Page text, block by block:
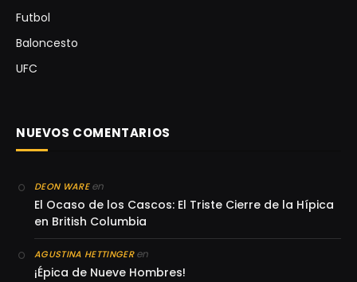
Futbol
Baloncesto
UFC
NUEVOS COMENTARIOS
DEON WAREen
El Ocaso de los Cascos: El Triste Cierre de la Hípica
en British Columbia
AGUSTINA HETTINGERen
¡Épica de Nueve Hombres!